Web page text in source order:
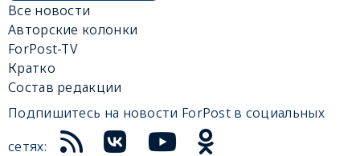
Все новости
Авторские колонки
ForPost-TV
Кратко
Состав редакции
Подпишитесь на новости ForPost в социальных
сетях: